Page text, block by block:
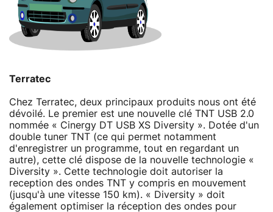
Terratec
Chez Terratec, deux principaux produits nous ont été
dévoilé. Le premier est une nouvelle clé TNT USB 2.0
nommée « Cinergy DT USB XS Diversity ». Dotée d'un
double tuner TNT (ce qui permet notamment
d'enregistrer un programme, tout en regardant un
autre), cette clé dispose de la nouvelle technologie «
Diversity ». Cette technologie doit autoriser la
reception des ondes TNT y compris en mouvement
(jusqu'à une vitesse 150 km). « Diversity » doit
également optimiser la réception des ondes pour